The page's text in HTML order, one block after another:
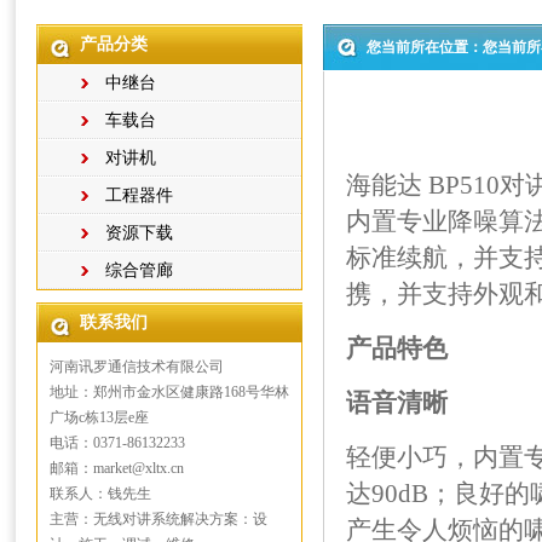
产品分类
中继台
车载台
对讲机
工程器件
资源下载
综合管廊
联系我们
河南讯罗通信技术有限公司
地址：郑州市金水区健康路168号华林
广场c栋13层e座
电话：0371-86132233
邮箱：market@xltx.cn
联系人：钱先生
主营：无线对讲系统解决方案：设
您当前所在位置：您当前
海能达 BP510对
内置专业降噪算
标准续航，并支
携，并支持外观
产品特色
语音清晰
轻便小巧，内置
达90dB；良好的
产生令人烦恼的